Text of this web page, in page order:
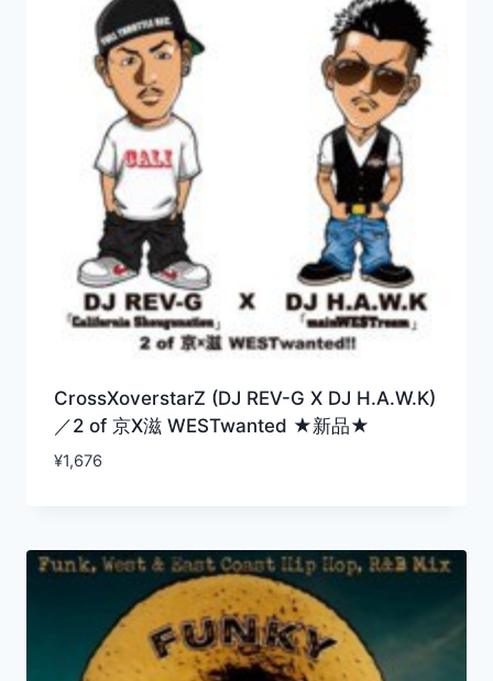
CrossXoverstarZ (DJ REV-G X DJ H.A.W.K)
／2 of 京X滋 WESTwanted ★新品★
¥1,676